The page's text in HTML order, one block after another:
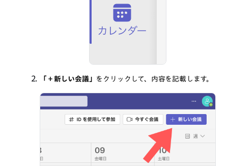
「＋新しい会議」 をクリックして、内容を記載します。